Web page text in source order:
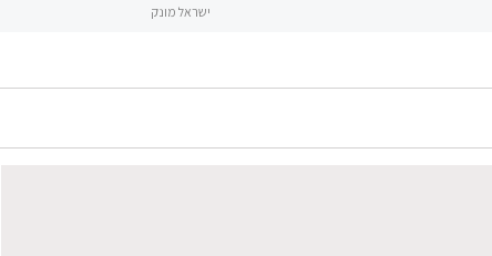
ישראל מונק